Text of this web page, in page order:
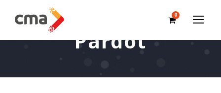
0
Pardot